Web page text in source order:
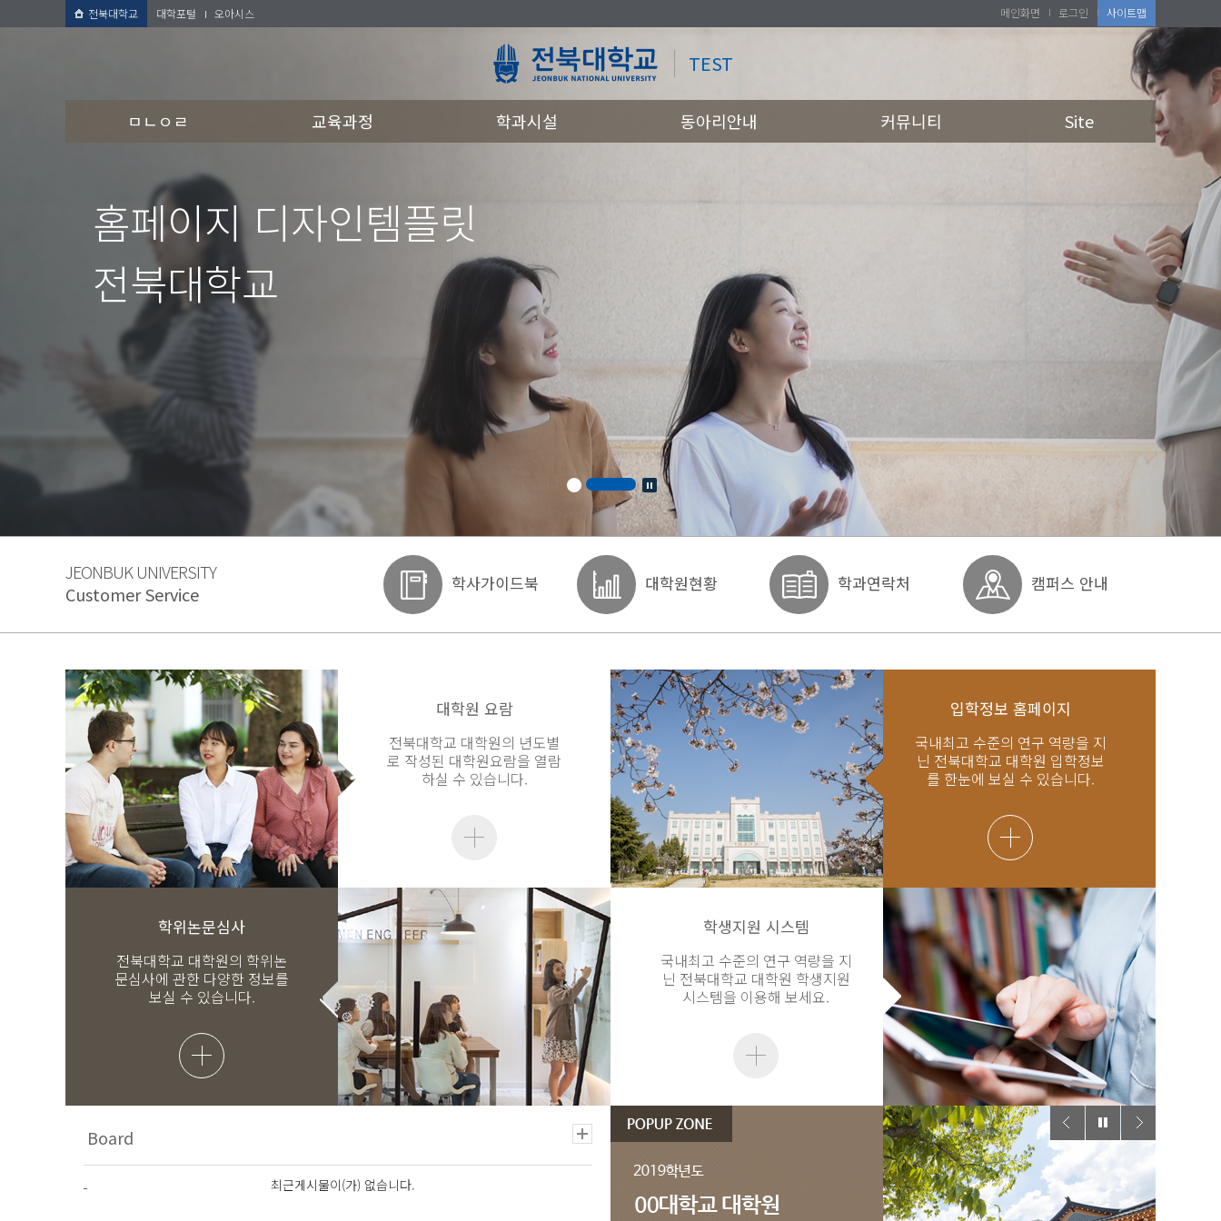
전북대학교 대학포털 오아시스
TEST
메인화면 로그인 사이트맵
ㅁㄴㅇㄹ 교육과정 학과시설 동아리안내 커뮤니티 Site
홈페이지 디자인템플릿
전북대학교
JEONBUK UNIVERSITY
Customer Service
학사가이드북 대학원현황 학과연락처 캠퍼스 안내
대학원 요람
전북대학교 대학원의 년도별
로 작성된 대학원요람을 열람
하실 수 있습니다.
입학정보 홈페이지
국내최고 수준의 연구 역량을 지
닌 전북대학교 대학원 입학정보
를 한눈에 보실 수 있습니다.
학위논문심사
전북대학교 대학원의 학위논
문심사에 관한 다양한 정보를
보실 수 있습니다.
학생지원 시스템
국내최고 수준의 연구 역량을 지
닌 전북대학교 대학원 학생지원
시스템을 이용해 보세요.
최근게시물이(가) 없습니다.